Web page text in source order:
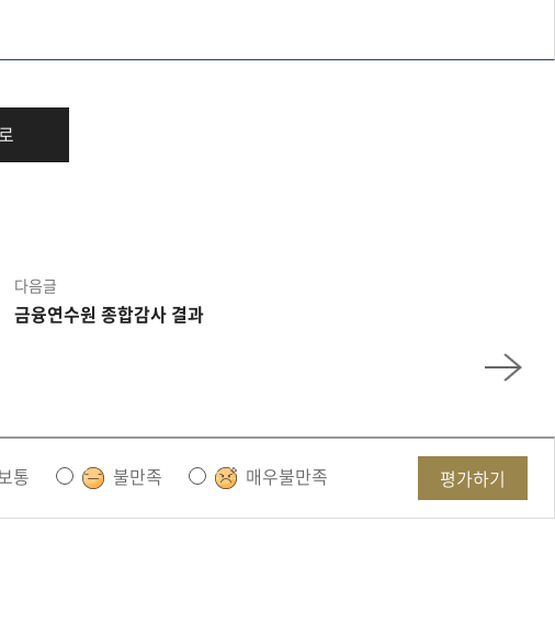
다음글
금융연수원 종합감사 결과
통 불만족 매우불만족 평가하기